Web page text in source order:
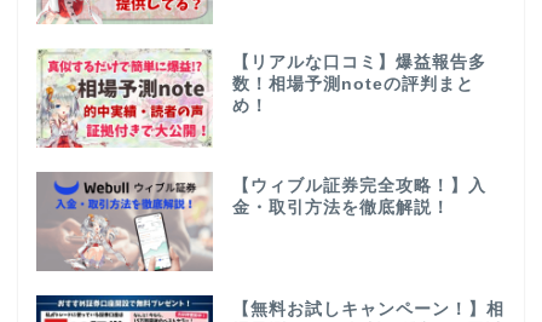
【リアルな口コミ】爆益報告多
数！相場予測noteの評判まと
め！
【ウィブル証券完全攻略！】入
金・取引方法を徹底解説！
【無料お試しキャンペーン！】相